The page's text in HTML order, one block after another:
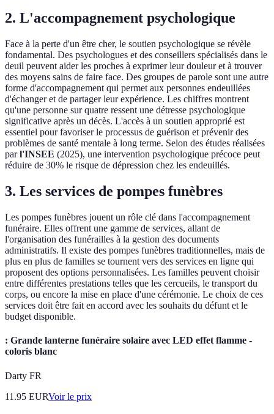
2. L'accompagnement psychologique
Face à la perte d'un être cher, le soutien psychologique se révèle
fondamental. Des psychologues et des conseillers spécialisés dans le
deuil peuvent aider les proches à exprimer leur douleur et à trouver
des moyens sains de faire face. Des groupes de parole sont une autre
forme d'accompagnement qui permet aux personnes endeuillées
d'échanger et de partager leur expérience. Les chiffres montrent
qu'une personne sur quatre ressent une détresse psychologique
significative après un décès. L'accès à un soutien approprié est
essentiel pour favoriser le processus de guérison et prévenir des
problèmes de santé mentale à long terme. Selon des études réalisées
parl'INSEE (2025), une intervention psychologique précoce peut
réduire de 30% le risque de dépression chez les endeuillés.
3. Les services de pompes funèbres
Les pompes funèbres jouent un rôle clé dans l'accompagnement
funéraire. Elles offrent une gamme de services, allant de
l'organisation des funérailles à la gestion des documents
administratifs. Il existe des pompes funèbres traditionnelles, mais de
plus en plus de familles se tournent vers des services en ligne qui
proposent des options personnalisées. Les familles peuvent choisir
entre différentes prestations telles que les cercueils, le transport du
corps, ou encore la mise en place d'une cérémonie. Le choix de ces
services doit être fait en accord avec les souhaits du défunt et le
budget disponible.
: Grande lanterne funéraire solaire avec LED effet flamme -
coloris blanc
Darty FR
11.95 EURVoir le prix